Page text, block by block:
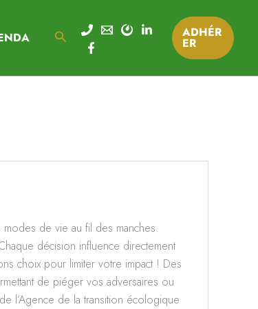
Rechercher ADHÉR
ER
de vie au fil des manches.
décision influence directement
choix pour limiter votre impact ! Des
de piéger vos adversaires ou
l’Agence de la transition écologique